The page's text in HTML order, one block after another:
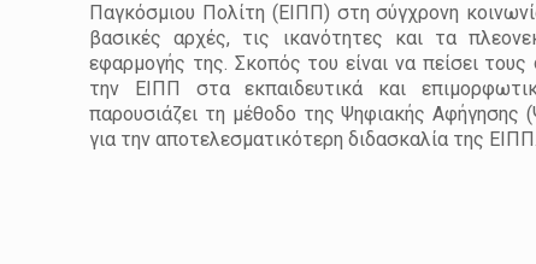
Παγκόσμιου Πολίτη (ΕΙΠΠ) στη σύγχρονη
βασικές αρχές, τις ικανότητες και τα
εφαρμογής της. Σκοπός του είναι να πείσει
την ΕΙΠΠ στα εκπαιδευτικά και
παρουσιάζει τη μέθοδο της Ψηφιακής Αφήγησης
για την αποτελεσματικότερη διδασκαλία της ΕΙΠΠ.